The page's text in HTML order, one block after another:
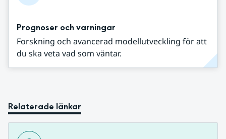
Prognoser och varningar
Forskning och avancerad modellutveckling för att
du ska veta vad som väntar.
Relaterade länkar